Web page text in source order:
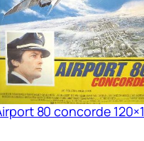
80 concorde